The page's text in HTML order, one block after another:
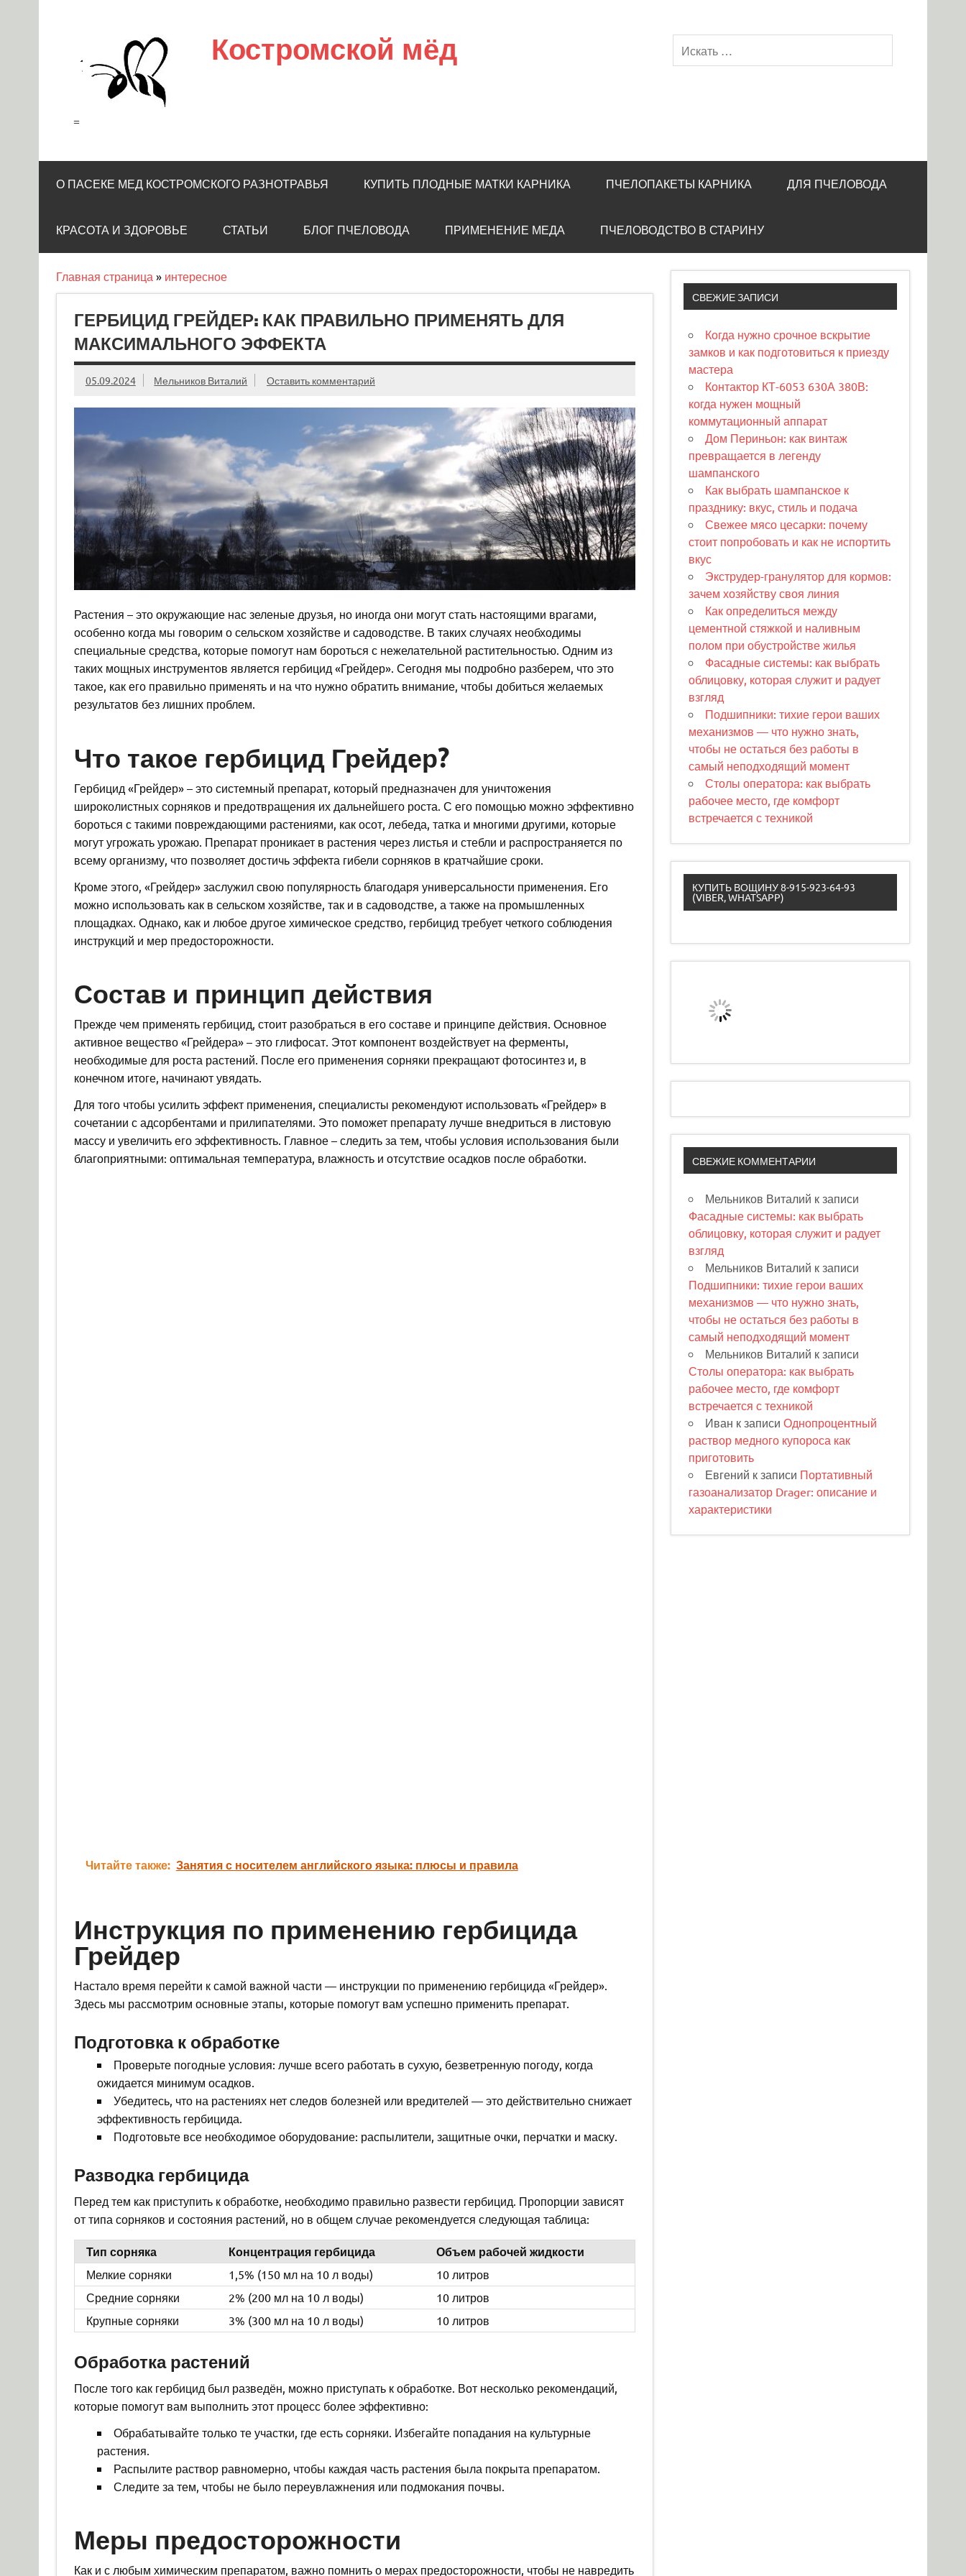
Костромской мёд
=
О ПАСЕКЕ МЕД КОСТРОМСКОГО РАЗНОТРАВЬЯ КУПИТЬ ПЛОДНЫЕ МАТКИ КАРНИКА ПЧЕЛОПАКЕТЫ КАРНИКА ДЛЯ ПЧЕЛОВОДА
КРАСОТА И ЗДОРОВЬЕ СТАТЬИ БЛОГ ПЧЕЛОВОДА ПРИМЕНЕНИЕ МЕДА ПЧЕЛОВОДСТВО В СТАРИНУ
Главная страница » интересное
ГЕРБИЦИД ГРЕЙДЕР: КАК ПРАВИЛЬНО ПРИМЕНЯТЬ ДЛЯ
МАКСИМАЛЬНОГО ЭФФЕКТА
05.09.2024 Мельников Виталий Оставить комментарий
Растения – это окружающие нас зеленые друзья, но иногда они могут стать настоящими врагами,
особенно когда мы говорим о сельском хозяйстве и садоводстве. В таких случаях необходимы
специальные средства, которые помогут нам бороться с нежелательной растительностью. Одним из
таких мощных инструментов является гербицид «Грейдер». Сегодня мы подробно разберем, что это
такое, как его правильно применять и на что нужно обратить внимание, чтобы добиться желаемых
результатов без лишних проблем.
Что такое гербицид Грейдер?
Гербицид «Грейдер» – это системный препарат, который предназначен для уничтожения
широколистных сорняков и предотвращения их дальнейшего роста. С его помощью можно эффективно
бороться с такими повреждающими растениями, как осот, лебеда, татка и многими другими, которые
могут угрожать урожаю. Препарат проникает в растения через листья и стебли и распространяется по
всему организму, что позволяет достичь эффекта гибели сорняков в кратчайшие сроки.
Кроме этого, «Грейдер» заслужил свою популярность благодаря универсальности применения. Его
можно использовать как в сельском хозяйстве, так и в садоводстве, а также на промышленных
площадках. Однако, как и любое другое химическое средство, гербицид требует четкого соблюдения
инструкций и мер предосторожности.
Состав и принцип действия
Прежде чем применять гербицид, стоит разобраться в его составе и принципе действия. Основное
активное вещество «Грейдера» – это глифосат. Этот компонент воздействует на ферменты,
необходимые для роста растений. После его применения сорняки прекращают фотосинтез и, в
конечном итоге, начинают увядать.
Для того чтобы усилить эффект применения, специалисты рекомендуют использовать «Грейдер» в
сочетании с адсорбентами и прилипателями. Это поможет препарату лучше внедриться в листовую
массу и увеличить его эффективность. Главное – следить за тем, чтобы условия использования были
благоприятными: оптимальная температура, влажность и отсутствие осадков после обработки.
Читайте также: Занятия с носителем английского языка: плюсы и правила
Инструкция по применению гербицида
Грейдер
Настало время перейти к самой важной части — инструкции по применению гербицида «Грейдер».
Здесь мы рассмотрим основные этапы, которые помогут вам успешно применить препарат.
Подготовка к обработке
Проверьте погодные условия: лучше всего работать в сухую, безветренную погоду, когда
ожидается минимум осадков.
Убедитесь, что на растениях нет следов болезней или вредителей — это действительно снижает
эффективность гербицида.
Подготовьте все необходимое оборудование: распылители, защитные очки, перчатки и маску.
Разводка гербицида
Перед тем как приступить к обработке, необходимо правильно развести гербицид. Пропорции зависят
от типа сорняков и состояния растений, но в общем случае рекомендуется следующая таблица:
Тип сорняка Концентрация гербицида Объем рабочей жидкости
Мелкие сорняки 1,5% (150 мл на 10 л воды)
10 литров
Средние сорняки
2% (200 мл на 10 л воды)
10 литров
Крупные сорняки
3% (300 мл на 10 л воды) 10 литров
Обработка растений
После того как гербицид был разведён, можно приступать к обработке. Вот несколько рекомендаций,
которые помогут вам выполнить этот процесс более эффективно:
Обрабатывайте только те участки, где есть сорняки. Избегайте попадания на культурные
растения.
Распылите раствор равномерно, чтобы каждая часть растения была покрыта препаратом.
Следите за тем, чтобы не было переувлажнения или подмокания почвы.
Меры предосторожности
Как и с любым химическим препаратом, важно помнить о мерах предосторожности, чтобы не навредить
СВЕЖИЕ ЗАПИСИ
Когда нужно срочное вскрытие
замков и как подготовиться к приезду
мастера
Контактор КТ-6053 630А 380В:
когда нужен мощный
коммутационный аппарат
Дом Периньон: как винтаж
превращается в легенду
шампанского
Как выбрать шампанское к
празднику: вкус, стиль и подача
Свежее мясо цесарки: почему
стоит попробовать и как не испортить
вкус
Экструдер-гранулятор для кормов:
зачем хозяйству своя линия
Как определиться между
цементной стяжкой и наливным
полом при обустройстве жилья
Фасадные системы: как выбрать
облицовку, которая служит и радует
взгляд
Подшипники: тихие герои ваших
механизмов — что нужно знать,
чтобы не остаться без работы в
самый неподходящий момент
Столы оператора: как выбрать
рабочее место, где комфорт
встречается с техникой
КУПИТЬ ВОЩИНУ 8-915-923-64-93
(VIBER, WHATSAPP)
СВЕЖИЕ КОММЕНТАРИИ
Мельников Виталий к записи
Фасадные системы: как выбрать
облицовку, которая служит и радует
взгляд
Мельников Виталий к записи
Подшипники: тихие герои ваших
механизмов — что нужно знать,
чтобы не остаться без работы в
самый неподходящий момент
Мельников Виталий к записи
Столы оператора: как выбрать
рабочее место, где комфорт
встречается с техникой
Иван к записиОднопроцентный
раствор медного купороса как
приготовить
Евгений к записи Портативный
газоанализатор Drager: описание и
характеристики